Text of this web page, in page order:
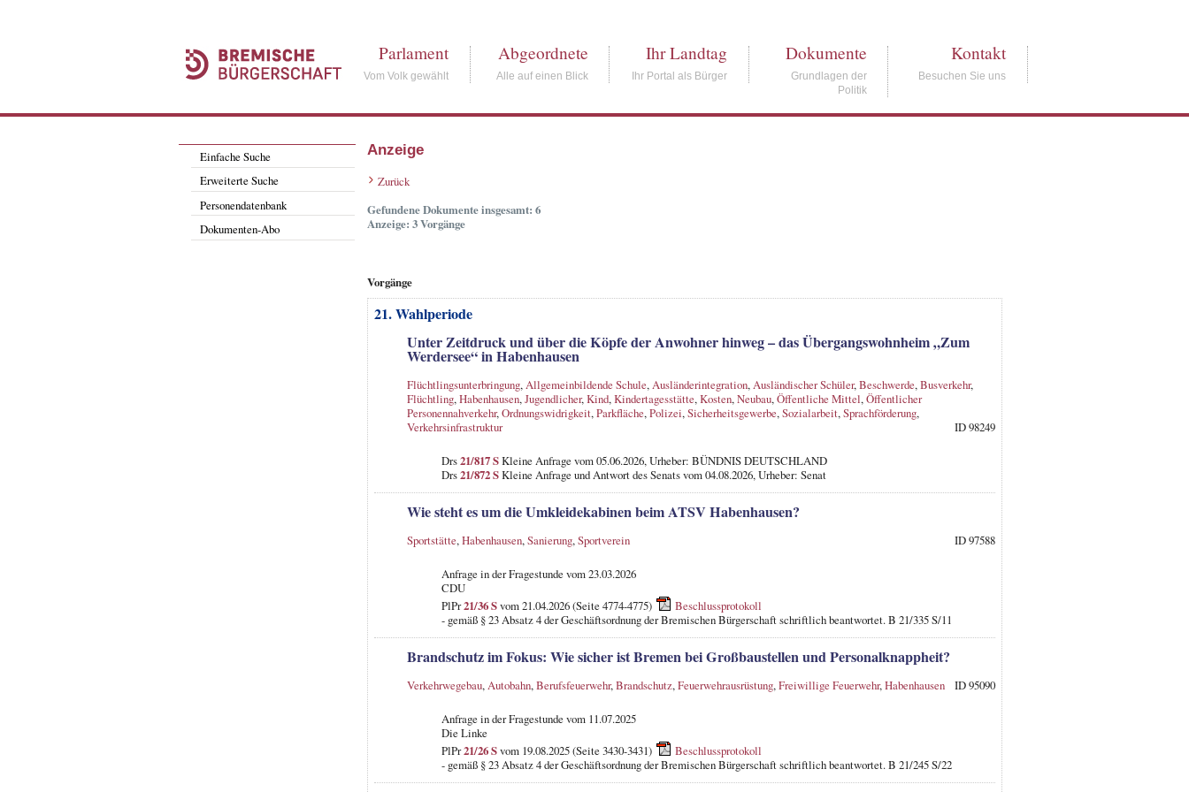
Parlament
Vom Volk gewählt
Abgeordnete
Alle auf einen Blick
Ihr Landtag
Ihr Portal als Bürger
Dokumente
Grundlagen der
Politik
Kontakt
Besuchen Sie uns
Einfache Suche
Erweiterte Suche
Personendatenbank
Dokumenten-Abo
Anzeige
Zurück
Gefundene Dokumente insgesamt: 6
Anzeige: 3 Vorgänge
Vorgänge
21. Wahlperiode
Unter Zeitdruck und über die Köpfe der Anwohner hinweg – das Übergangswohnheim „Zum
Werdersee“ in Habenhausen
Flüchtlingsunterbringung,Allgemeinbildende Schule,Ausländerintegration,Ausländischer Schüler,Beschwerde,Busverkehr,
Flüchtling,Habenhausen,Jugendlicher,Kind,Kindertagesstätte,Kosten,Neubau,Öffentliche Mittel,Öffentlicher
Personennahverkehr,Ordnungswidrigkeit,Parkfläche,Polizei,Sicherheitsgewerbe,Sozialarbeit,Sprachförderung,
Verkehrsinfrastruktur
ID 98249
Drs21/817 SKleine Anfrage vom 05.06.2026, Urheber: BÜNDNIS DEUTSCHLAND
Drs21/872 SKleine Anfrage und Antwort des Senats vom 04.08.2026, Urheber: Senat
Wie steht es um die Umkleidekabinen beim ATSV Habenhausen?
Sportstätte,Habenhausen,Sanierung,Sportverein ID 97588
Anfrage in der Fragestundevom 23.03.2026
CDU
PlPr21/36 Svom 21.04.2026 (Seite 4774-4775)
Beschlussprotokoll
- gemäß § 23 Absatz 4 der Geschäftsordnung der Bremischen Bürgerschaft schriftlich beantwortet. B 21/335 S/11
Brandschutz im Fokus: Wie sicher ist Bremen bei Großbaustellen und Personalknappheit?
Verkehrwegebau,Autobahn,Berufsfeuerwehr,Brandschutz,Feuerwehrausrüstung,Freiwillige Feuerwehr,Habenhausen ID 95090
Anfrage in der Fragestundevom 11.07.2025
Die Linke
PlPr21/26 Svom 19.08.2025 (Seite 3430-3431)
Beschlussprotokoll
- gemäß § 23 Absatz 4 der Geschäftsordnung der Bremischen Bürgerschaft schriftlich beantwortet. B 21/245 S/22